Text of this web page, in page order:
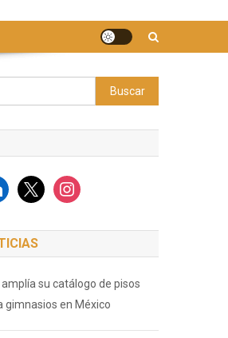
Buscar:
x instagram
amplía su catálogo de pisos
gimnasios en México